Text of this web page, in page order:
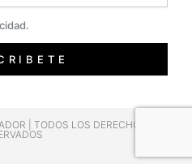
| TODOS LOS DERECHOS